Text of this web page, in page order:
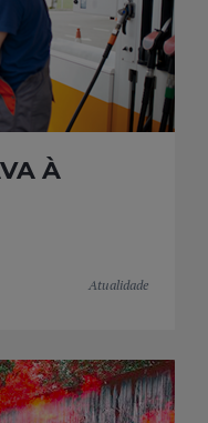
À
Atualidade